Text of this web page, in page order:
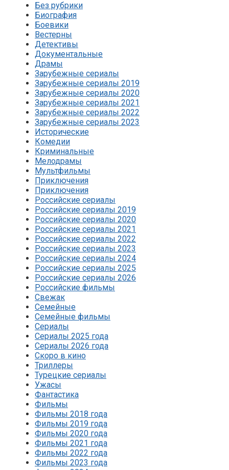
Без рубрики
Биография
Боевики
Вестерны
Детективы
Документальные
Драмы
Зарубежные сериалы
Зарубежные сериалы 2019
Зарубежные сериалы 2020
Зарубежные сериалы 2021
Зарубежные сериалы 2022
Зарубежные сериалы 2023
Исторические
Комедии
Криминальные
Мелодрамы
Мультфильмы
Приключения
Приключения
Российские сериалы
Российские сериалы 2019
Российские сериалы 2020
Российские сериалы 2021
Российские сериалы 2022
Российские сериалы 2023
Российские сериалы 2024
Российские сериалы 2025
Российские сериалы 2026
Российские фильмы
Свежак
Семейные
Семейные фильмы
Сериалы
Сериалы 2025 года
Сериалы 2026 года
Скоро в кино
Триллеры
Турецкие сериалы
Ужасы
Фантастика
Фильмы
Фильмы 2018 года
Фильмы 2019 года
Фильмы 2020 года
Фильмы 2021 года
Фильмы 2022 года
Фильмы 2023 года